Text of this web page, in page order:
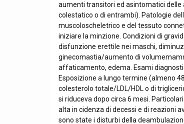
aumenti transitori ed asintomatici delle
colestatico o di entrambi). Patologie
muscoloscheletrico e del tessuto
iniziare la minzione. Condizioni di
disfunzione erettile nei maschi,
ginecomastia/aumento di
affaticamento, edema. Esami
Esposizione a lungo termine (almeno
colesterolo totale/LDL/HDL o di
si riduceva dopo circa 6 mesi.
alta in cidenza di decessi e di reazioni
sono state i disturbi della